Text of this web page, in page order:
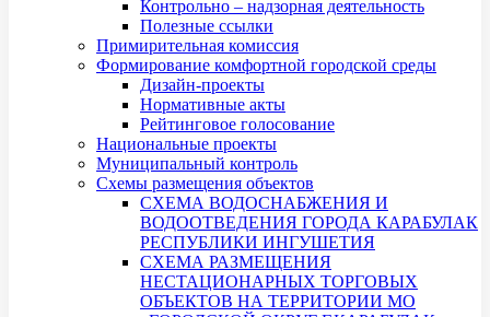
Контрольно – надзорная деятельность
Полезные ссылки
Примирительная комиссия
Формирование комфортной городской среды
Дизайн-проекты
Нормативные акты
Рейтинговое голосование
Национальные проекты
Муниципальный контроль
Схемы размещения объектов
СХЕМА ВОДОСНАБЖЕНИЯ И
ВОДООТВЕДЕНИЯ ГОРОДА КАРАБУЛАК
РЕСПУБЛИКИ ИНГУШЕТИЯ
СХЕМА РАЗМЕЩЕНИЯ
НЕСТАЦИОНАРНЫХ ТОРГОВЫХ
ОБЪЕКТОВ НА ТЕРРИТОРИИ МО